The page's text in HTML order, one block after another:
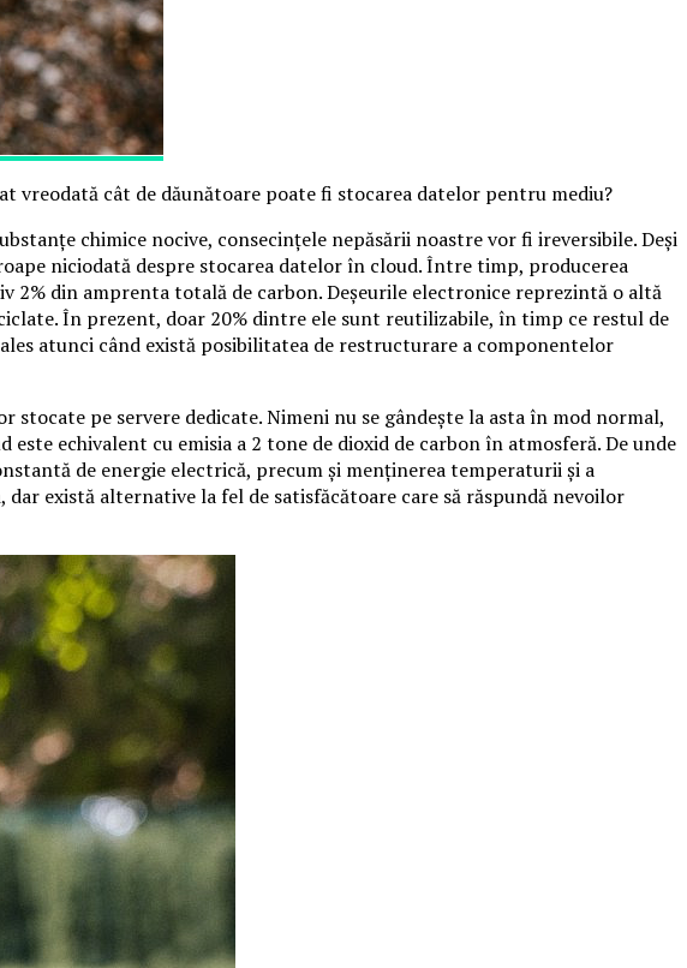
vreodată cât de dăunătoare poate fi stocarea datelor pentru mediu?
chimice nocive, consecințele nepăsării noastre vor fi ireversibile. Deși
niciodată despre stocarea datelor în cloud. Între timp, producerea
2% din amprenta totală de carbon. Deșeurile electronice reprezintă o altă
În prezent, doar 20% dintre ele sunt reutilizabile, în timp ce restul de
atunci când există posibilitatea de restructurare a componentelor
pe servere dedicate. Nimeni nu se gândește la asta în mod normal,
echivalent cu emisia a 2 tone de dioxid de carbon în atmosferă. De unde
de energie electrică, precum și menținerea temperaturii și a
există alternative la fel de satisfăcătoare care să răspundă nevoilor